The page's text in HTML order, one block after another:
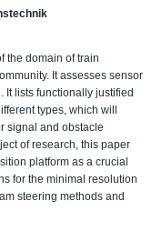
the domain of train
It assesses sensor
It lists functionally justified
types, which will
signal and obstacle
of research, this paper
platform as a crucial
for the minimal resolution
steering methods and